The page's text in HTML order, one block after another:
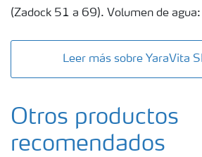
(Zadock 51 a 69). Volumen de
Leer más sobre YaraVita
Otros productos
recomendados